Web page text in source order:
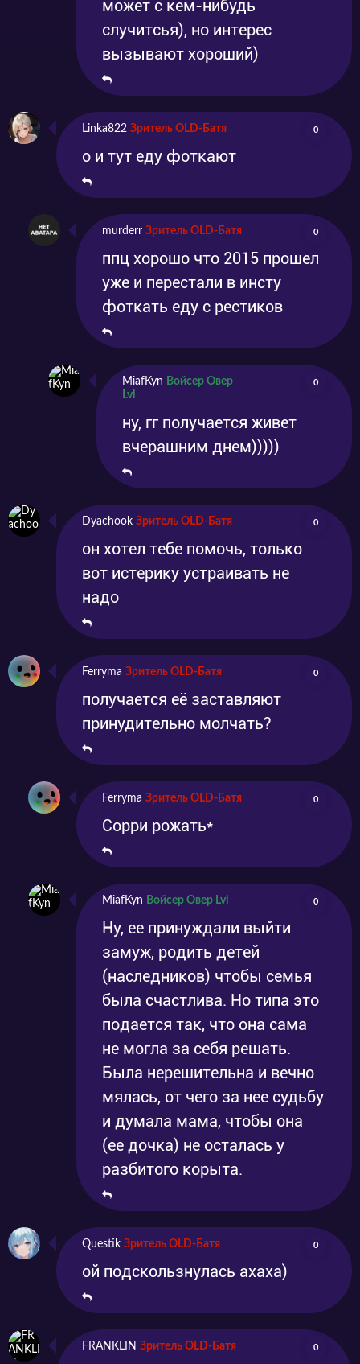
может с кем-нибудь
случитсья), но интерес
вызывают хороший)
Linka822 Зритель OLD-Батя 0
о и тут еду фоткают
murderr Зритель OLD-Батя 0
ппц хорошо что 2015 прошел
уже и перестали в инсту
фоткать еду с рестиков
MiafKyn Войсер Овер
Lvl
0
ну, гг получается живет
вчерашним днем)))))
Dyachook Зритель OLD-Батя 0
он хотел тебе помочь, только
вот истерику устраивать не
надо
Ferryma Зритель OLD-Батя 0
получается её заставляют
принудительно молчать?
Ferryma Зритель OLD-Батя 0
Сорри рожать*
MiafKyn Войсер Овер Lvl 0
Ну, ее принуждали выйти
замуж, родить детей
(наследников) чтобы семья
была счастлива. Но типа это
подается так, что она сама
не могла за себя решать.
Была нерешительна и вечно
мялась, от чего за нее судьбу
и думала мама, чтобы она
(ее дочка) не осталась у
разбитого корыта.
Questik Зритель OLD-Батя 0
ой подскользнулась ахаха)
FRANKLIN Зритель OLD-Батя 0